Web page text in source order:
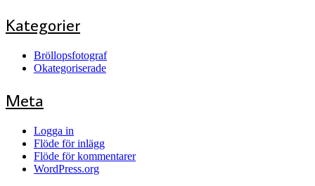
Kategorier
Bröllopsfotograf
Okategoriserade
Meta
Logga in
Flöde för inlägg
Flöde för kommentarer
WordPress.org